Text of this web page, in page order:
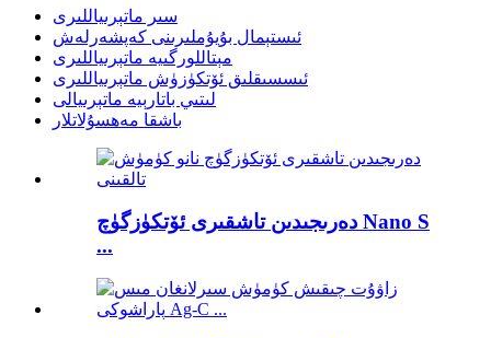
سىر ماتېرىياللىرى
ئىستېمال بۇيۇملىرىنى كەپشەرلەش
مېتاللورگىيە ماتېرىياللىرى
ئىسسىقلىق ئۆتكۈزۈش ماتېرىياللىرى
لىتىي باتارېيە ماتېرىيالى
باشقا مەھسۇلاتلار
دەرىجىدىن تاشقىرى ئۆتكۈزگۈچ Nano S
...